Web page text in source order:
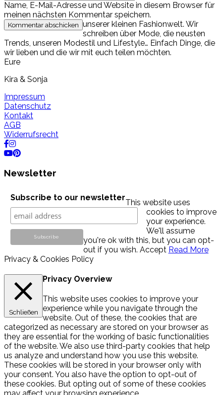
Name, E-Mail-Adresse und Website in diesem Browser für
meinen nächsten Kommentar speichern.
unserer kleinen Fashionwelt. Wir
schreiben über Mode, die neusten
Trends, unseren Modestil und Lifestyle… Einfach Dinge, die
wir lieben und die wir mit euch teilen möchten.
Eure
Kira & Sonja
Impressum
Datenschutz
Kontakt
AGB
Widerrufsrecht
Newsletter
Subscribe to our newsletter
This website uses
cookies to improve
your experience.
We'll assume
you're ok with this, but you can opt-
out if you wish. Accept Read More
Privacy & Cookies Policy
Schließen
Privacy Overview
This website uses cookies to improve your
experience while you navigate through the
website. Out of these, the cookies that are
categorized as necessary are stored on your browser as
they are essential for the working of basic functionalities
of the website. We also use third-party cookies that help
us analyze and understand how you use this website.
These cookies will be stored in your browser only with
your consent. You also have the option to opt-out of
these cookies. But opting out of some of these cookies